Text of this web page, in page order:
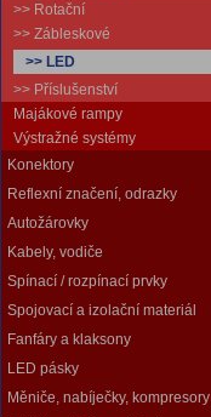
>> Rotační
>> Zábleskové
>> LED
>> Příslušenství
Majákové rampy
Výstražné systémy
Konektory
Reflexní značení, odrazky
Autožárovky
Kabely, vodiče
Spínací / rozpínací prvky
Spojovací a izolační materiál
Fanfáry a klaksony
LED pásky
Měniče, nabíječky, kompresory